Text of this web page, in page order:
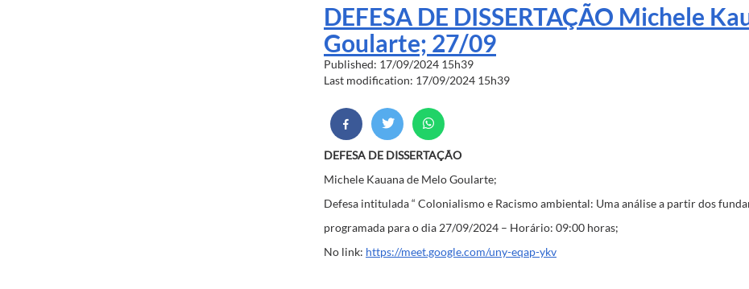
DEFESA DE DISSERTAÇÃO Michele
Goularte; 27/09
Published: 17/09/2024 15h39
Last modification: 17/09/2024 15h39
DEFESA DE DISSERTAÇÃO
Michele Kauana de Melo Goularte;
Defesa intitulada “ Colonialismo e Racismo ambiental: Uma análise a partir dos
programada para o dia 27/09/2024 – Horário: 09:00 horas;
No link: https://meet.google.com/uny-eqap-ykv